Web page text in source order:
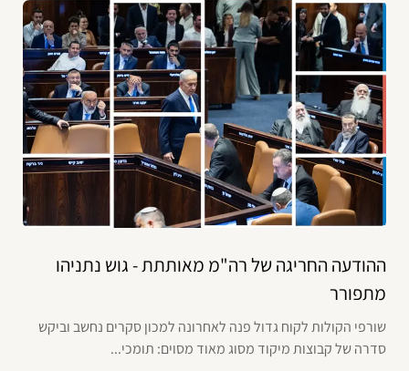
ההודעה החריגה של רה"מ מאותתת - גוש נתניהו
מתפורר
שורפי הקולות לקוח גדול פנה לאחרונה למכון סקרים נחשב וביקש
סדרה של קבוצות מיקוד מסוג מאוד מסוים: תומכי...